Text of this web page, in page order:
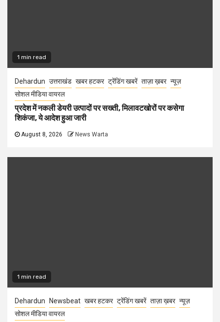
1 min read
Dehardun उत्तराखंड खबर हटकर ट्रेंडिंग खबरें ताज़ा ख़बर न्यूज़
सोशल मीडिया वायरल
प्रदेश में नकली डेयरी उत्पादों पर सख्ती, मिलावटखोरों पर कसेगा
शिकंजा, ये आदेश हुआ जारी
August 8, 2026 News Warta
1 min read
Dehardun Newsbeat खबर हटकर ट्रेंडिंग खबरें ताज़ा ख़बर न्यूज़
सोशल मीडिया वायरल